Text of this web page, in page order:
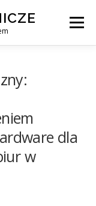
Menu
USŁUGI
dla
w